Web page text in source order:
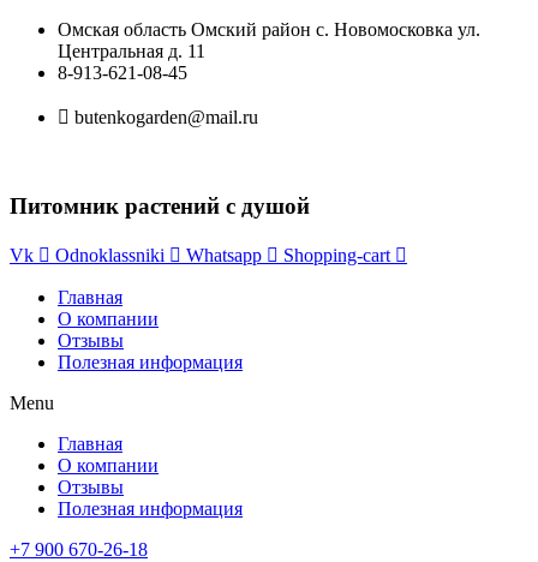
Перейти
содержимому
Омская область Омский район с. Новомосковка ул.
Центральная д. 11
8-913-621-08-45
butenkogarden@mail.ru
Питомник растений с душой
Vk Odnoklassniki Whatsapp Shopping-cart
Главная
О компании
Отзывы
Полезная информация
Menu
Главная
О компании
Отзывы
Полезная информация
+7 900 670-26-18